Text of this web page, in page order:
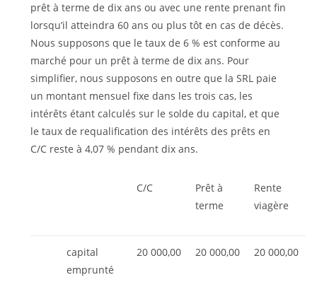
prêt à terme de dix ans ou avec une rente prenant fin
lorsqu’il atteindra 60 ans ou plus tôt en cas de décès.
Nous supposons que le taux de 6 % est conforme au
marché pour un prêt à terme de dix ans. Pour
simplifier, nous supposons en outre que la SRL paie
un montant mensuel fixe dans les trois cas, les
intérêts étant calculés sur le solde du capital, et que
le taux de requalification des intérêts des prêts en
C/C reste à 4,07 % pendant dix ans.
C/C
Prêt à
terme
Rente
viagère
capital
emprunté
20 000,00 20 000,00 20 000,00